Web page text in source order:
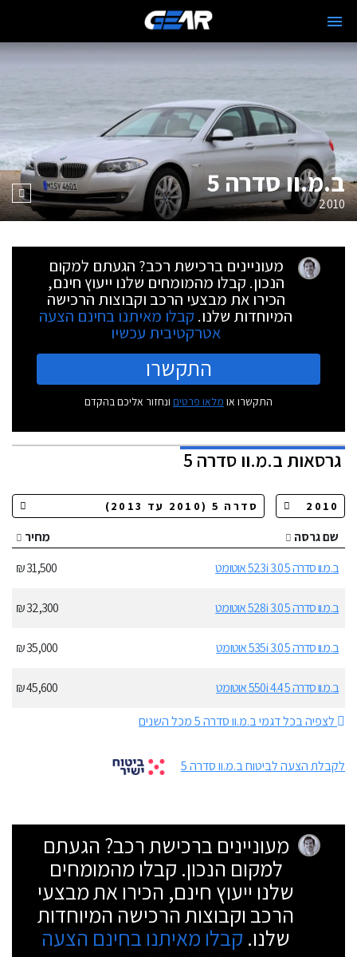
ב.מ.וו סדרה 5
2010
מעוניינים ברכישת רכב? הגעתם למקום
הנכון. קבלו מהמומחים שלנו ייעוץ חינם,
הכירו את מבצעי הרכב וקבוצות הרכישה
המיוחדות שלנו. קבלו מאיתנו בחינם הצעה
אטרקטיבית עכשיו
התקשרו
התקשרו או מלאו פרטים ונחזור אליכם בהקדם
גרסאותב.מ.וו סדרה 5
שם גרסה
מחיר
ב.מ.וו סדרה 5 523i 3.0 אוטומט
31,500 ₪
ב.מ.וו סדרה 5 528i 3.0 אוטומט 32,300 ₪
ב.מ.וו סדרה 5 535i 3.0 אוטומט 35,000 ₪
ב.מ.וו סדרה 5 550i 4.4 אוטומט
45,600 ₪
לצפיה בכל דגמי ב.מ.וו סדרה 5 מכל השנים
לקבלת הצעה לביטוח ב.מ.וו סדרה 5
מעוניינים ברכישת רכב? הגעתם
למקום הנכון. קבלו מהמומחים
שלנו ייעוץ חינם, הכירו את מבצעי
הרכב וקבוצות הרכישה המיוחדות
שלנו. קבלו מאיתנו בחינם הצעה